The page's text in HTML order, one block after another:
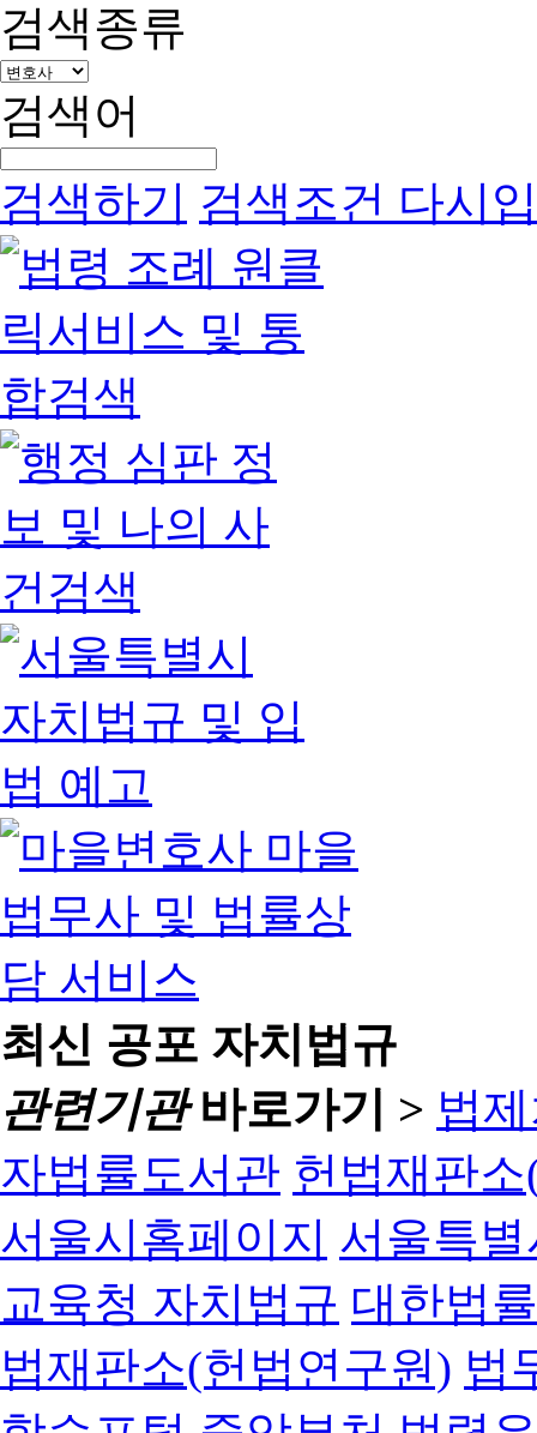
검색종류
검색어
검색하기 검색조건 다시
최신 공포 자치법규
관련기관바로가기 > 법
자법률도서관 헌법재판
서울시홈페이지 서울특
교육청 자치법규 대한법
법재판소(헌법연구원) 법